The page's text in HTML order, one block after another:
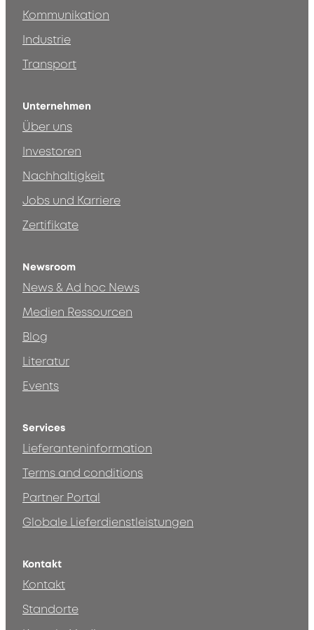
Kommunikation
Industrie
Transport
Unternehmen
Über uns
Investoren
Nachhaltigkeit
Jobs und Karriere
Zertifikate
Newsroom
News & Ad hoc News
Medien Ressourcen
Blog
Literatur
Events
Services
Lieferanteninformation
Terms and conditions
Partner Portal
Globale Lieferdienstleistungen
Kontakt
Kontakt
Standorte